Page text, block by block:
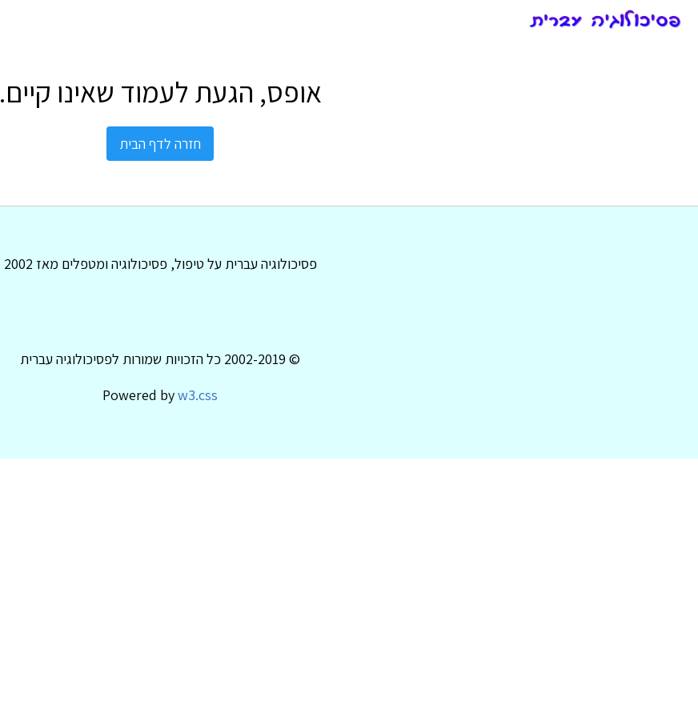
אופס, הגעת לעמוד שאינו קיים.
חזרה לדף הבית
פסיכולוגיה עברית על טיפול, פסיכולוגיה ומטפלים מאז 2002
© 2002-2019 כל הזכויות שמורות לפסיכולוגיה עברית
Powered byw3.css